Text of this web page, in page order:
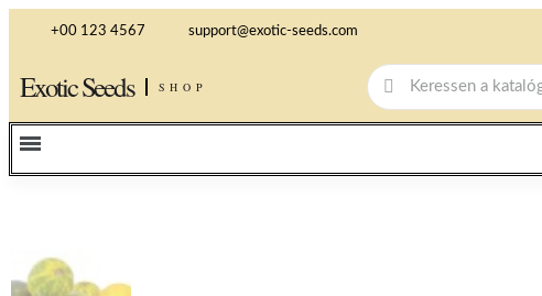
+00 123 4567 support@exotic-seeds.com
Exotic Seeds SHOP